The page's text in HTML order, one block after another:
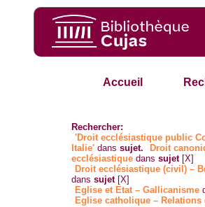
Accueil
Rechercher:
'Droit ecclésiastique public
Italie' danssujet.
Droit
ecclésiastique danssujet [X]
Droit ecclésiastique (civil) –
danssujet [X]
Eglise et Etat – Gallicanisme
Eglise catholique – Relations